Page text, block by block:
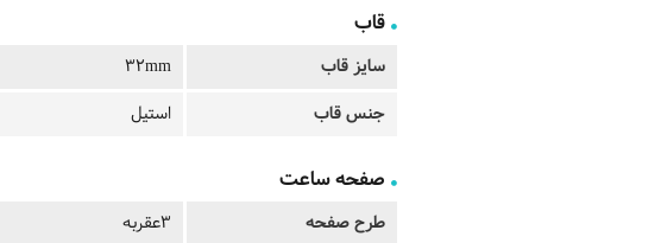
قاب
سایز قاب
32mm
جنس قاب
استیل
صفحه ساعت
طرح صفحه
3عقربه